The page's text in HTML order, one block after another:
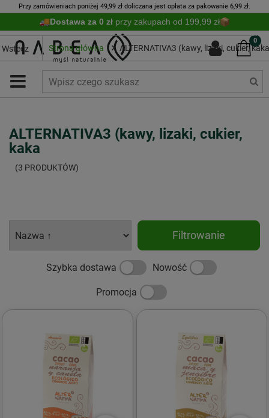
Przy zamówieniach poniżej 49,99 zł doliczana jest opłata za pakowanie 6,99 zł.
Dostawa za 0 zł przy zakupach od 199,99 zł
0
Wstecz Strona główna ALTERNATIVA3 (kawy, lizaki, cukier, kaka
ALTERNATIVA3 (kawy, lizaki, cukier,
kaka
(3 PRODUKTÓW)
Filtrowanie
Szybka dostawa Nowość
Promocja